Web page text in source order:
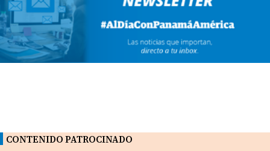
CONTENIDO PATROCINADO